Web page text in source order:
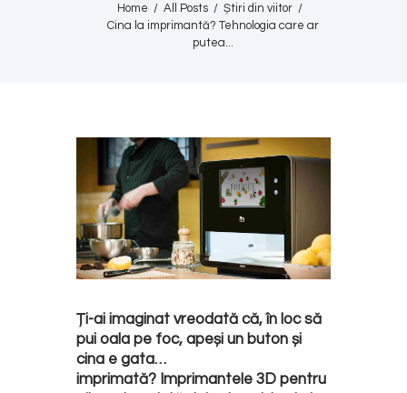
Home All Posts
Știri din viitor
Cina la imprimantă? Tehnologia care ar
putea...
Ți-ai imaginat vreodată că, în loc să
pui oala pe foc, apeși un buton și
cina e gata…
imprimată? Imprimantele 3D pentru